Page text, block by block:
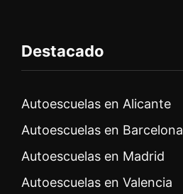
Destacado
Autoescuelas en Alicante
Autoescuelas en Barcelona
Autoescuelas en Madrid
Autoescuelas en Valencia